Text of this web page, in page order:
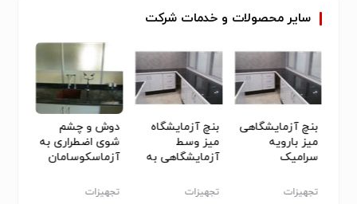
سایرمحصولات و خدمات شرکت
بنچ آزمایشگاهی
میز بارویه
سرامیک
آزماسکوسامان
تجهیزات
بنچ آزمایشگاه
میز وسط
آزمایشگاهی به
تجهیزات
دوش و چشم
شوی اضطراری به
آزماسکوسامان
تجهیزات